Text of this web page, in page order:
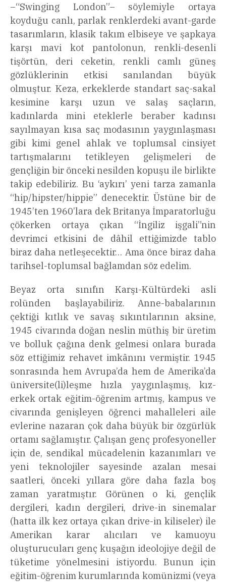
–“Swinging London”– söylemiyle ortaya
koyduğu canlı, parlak renklerdeki avant-garde
tasarımların, klasik takım elbiseye ve şapkaya
karşı mavi kot pantolonun, renkli-desenli
tişörtün, deri ceketin, renkli camlı güneş
gözlüklerinin etkisi sanılandan büyük
olmuştur. Keza, erkeklerde standart saç-sakal
kesimine karşı uzun ve salaş saçların,
kadınlarda mini eteklerle beraber kadınsı
sayılmayan kısa saç modasının yaygınlaşması
gibi kimi genel ahlak ve toplumsal cinsiyet
tartışmalarını tetikleyen gelişmeleri de
gençliğin bir önceki nesilden kopuşu ile birlikte
takip edebiliriz. Bu ‘aykırı’ yeni tarza zamanla
“hip/hipster/hippie” denecektir. Üstüne bir de
1945’ten 1960’lara dek Britanya İmparatorluğu
çökerken ortaya çıkan “İngiliz işgali”nin
devrimci etkisini de dâhil ettiğimizde tablo
biraz daha netleşecektir… Ama önce biraz daha
tarihsel-toplumsal bağlamdan söz edelim.
Beyaz orta sınıfın Karşı-Kültürdeki asli
rolünden başlayabiliriz. Anne-babalarının
çektiği kıtlık ve savaş sıkıntılarının aksine,
1945 civarında doğan neslin müthiş bir üretim
ve bolluk çağına denk gelmesi onlara burada
söz ettiğimiz rehavet imkânını vermiştir. 1945
sonrasında hem Avrupa’da hem de Amerika’da
üniversite(li)leşme hızla yaygınlaşmış, kız-
erkek ortak eğitim-öğrenim artmış, kampus ve
civarında genişleyen öğrenci mahalleleri aile
evlerine nazaran çok daha büyük bir özgürlük
ortamı sağlamıştır. Çalışan genç profesyoneller
için de, sendikal mücadelenin kazanımları ve
yeni teknolojiler sayesinde azalan mesai
saatleri, önceki yıllara göre daha fazla boş
zaman yaratmıştır. Görünen o ki, gençlik
dergileri, kadın dergileri, drive-in sinemalar
(hatta ilk kez ortaya çıkan drive-in kiliseler) ile
Amerikan karar alıcıları ve kamuoyu
oluşturucuları genç kuşağın ideolojiye değil de
tüketime yönelmesini istiyordu. Bunun için
eğitim-öğrenim kurumlarında komünizmi (veya